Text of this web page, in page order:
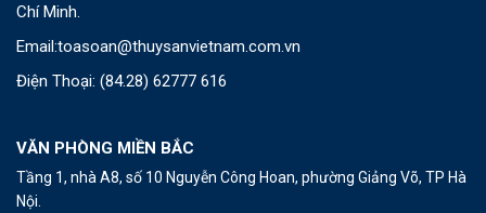
Chí Minh.
Email:toasoan@thuysanvietnam.com.vn
Điện Thoại: (84.28) 62777 616
VĂN PHÒNG MIỀN BẮC
Tầng 1, nhà A8, số 10 Nguyễn Công Hoan, phường Giảng Võ, TP Hà
Nội.